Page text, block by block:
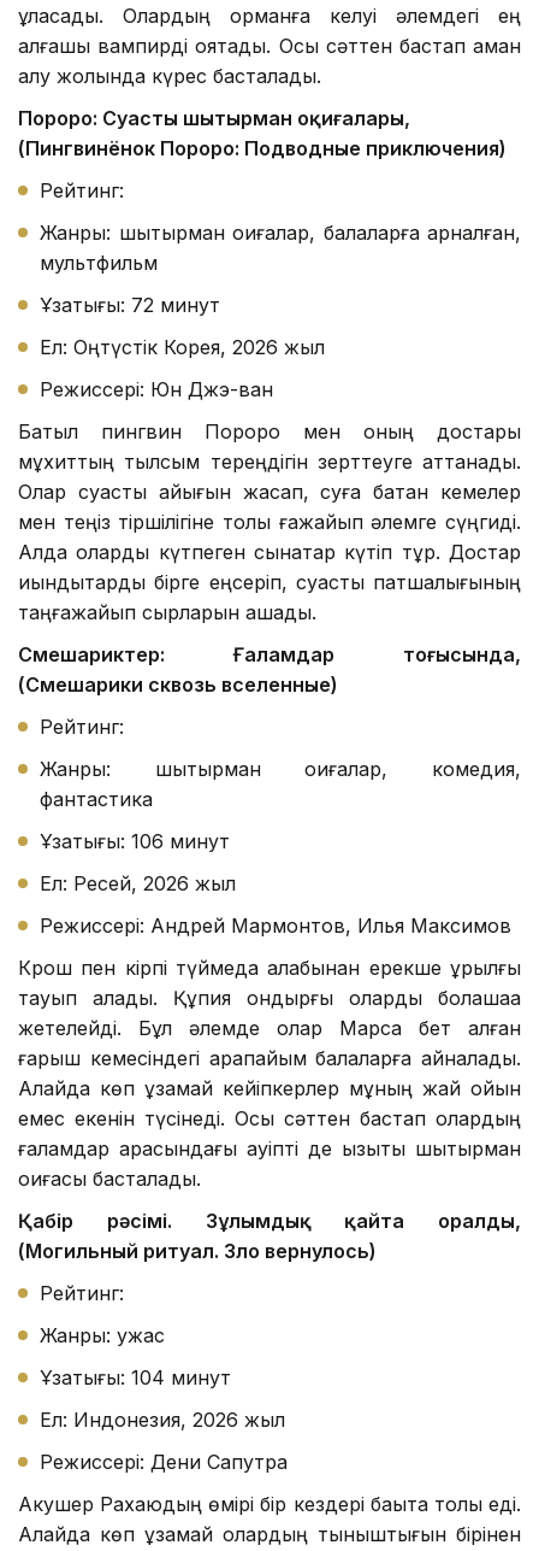
ұласады. Олардың орманға келуі әлемдегі ең
алғашқы вампирді оятады. Осы сәттен бастап аман
қалу жолында күрес басталады.
Пороро: Суасты шытырман оқиғалары,
(Пингвинёнок Пороро: Подводные приключения)
Рейтинг:
Жанры: шытырман оқиғалар, балаларға арналған,
мультфильм
Ұзақтығы: 72 минут
Ел: Оңтүстік Корея, 2026 жыл
Режиссері: Юн Джэ-ван
Батыл пингвин Пороро мен оның достары
мұхиттың тылсым тереңдігін зерттеуге аттанады.
Олар суасты қайығын жасап, суға батқан кемелер
мен теңіз тіршілігіне толы ғажайып әлемге сүңгиді.
Алда оларды күтпеген сынақтар күтіп тұр. Достар
қиындықтарды бірге еңсеріп, суасты патшалығының
таңғажайып сырларын ашады.
Смешариктер: Ғаламдар тоғысында,
(Смешарики сквозь вселенные)
Рейтинг:
Жанры: шытырман оқиғалар, комедия,
фантастика
Ұзақтығы: 106 минут
Ел: Ресей, 2026 жыл
Режиссері: Андрей Мармонтов, Илья Максимов
Крош пен кірпі түймедақ алқабынан ерекше құрылғы
тауып алады. Құпия қондырғы оларды болашаққа
жетелейді. Бұл әлемде олар Марсқа бет алған
ғарыш кемесіндегі қарапайым балаларға айналады.
Алайда көп ұзамай кейіпкерлер мұның жай ойын
емес екенін түсінеді. Осы сәттен бастап олардың
ғаламдар арасындағы қауіпті де қызықты шытырман
оқиғасы басталады.
Қабір рәсімі. Зұлымдық қайта оралды,
(Могильный ритуал. Зло вернулось)
Рейтинг:
Жанры: ужас
Ұзақтығы: 104 минут
Ел: Индонезия, 2026 жыл
Режиссері: Дени Сапутра
Акушер Рахаюдың өмірі бір кездері бақытқа толы еді.
Алайда көп ұзамай олардың тыныштығын бірінен